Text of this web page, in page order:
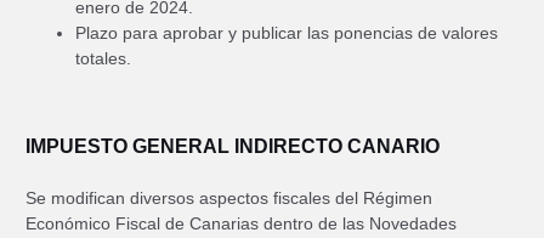
enero de 2024.
Plazo para aprobar y publicar las ponencias de valores
totales.
IMPUESTO GENERAL INDIRECTO CANARIO
Se modifican diversos aspectos fiscales del Régimen
Económico Fiscal de Canarias dentro de las Novedades